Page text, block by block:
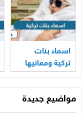
اسماء بنات
تركية ومعانيها
مواضيع جديدة